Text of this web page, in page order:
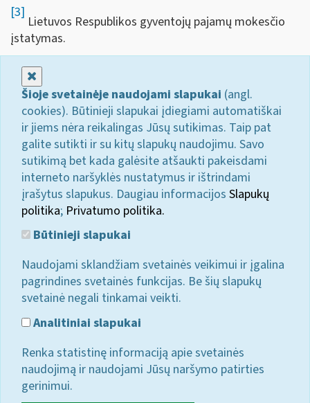
[3]
Lietuvos Respublikos gyventojų pajamų mokesčio
įstatymas.
Šioje svetainėje naudojami slapukai (angl.
cookies). Būtinieji slapukai įdiegiami automatiškai
ir jiems nėra reikalingas Jūsų sutikimas. Taip pat
galite sutikti ir su kitų slapukų naudojimu. Savo
sutikimą bet kada galėsite atšaukti pakeisdami
interneto naršyklės nustatymus ir ištrindami
įrašytus slapukus. Daugiau informacijos Slapukų
politika; Privatumo politika.
Būtinieji slapukai
Naudojami sklandžiam svetainės veikimui ir įgalina
pagrindines svetainės funkcijas. Be šių slapukų
svetainė negali tinkamai veikti.
Analitiniai slapukai
Renka statistinę informaciją apie svetainės
naudojimą ir naudojami Jūsų naršymo patirties
gerinimui.